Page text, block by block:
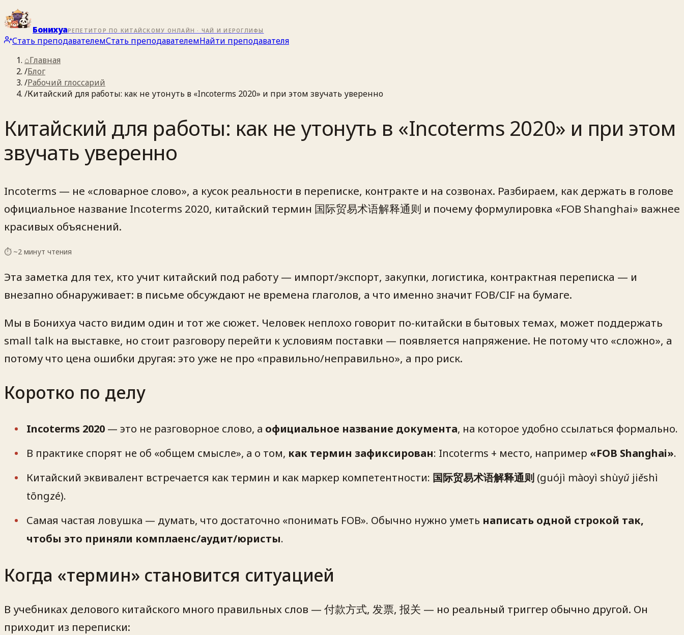
БонихуаРЕПЕТИТОР ПО КИТАЙСКОМУ ОНЛАЙН · ЧАЙ И ИЕРОГЛИФЫ
Стать преподавателемСтать преподавателемНайти преподавателя
⌂Главная
/Блог
/Рабочий глоссарий
/Китайский для работы: как не утонуть в «Incoterms 2020» и при этом звучать уверенно
Китайский для работы: как не утонуть в «Incoterms 2020» и при этом
звучать уверенно
Incoterms — не «словарное слово», а кусок реальности в переписке, контракте и на созвонах. Разбираем, как держать в голове
официальное название Incoterms 2020, китайский термин 国际贸易术语解释通则 и почему формулировка «FOB Shanghai» важнее
красивых объяснений.
⏱ ~2 минут чтения
Эта заметка для тех, кто учит китайский под работу — импорт/экспорт, закупки, логистика, контрактная переписка — и
внезапно обнаруживает: в письме обсуждают не времена глаголов, а что именно значит FOB/CIF на бумаге.
Мы в Бонихуа часто видим один и тот же сюжет. Человек неплохо говорит по-китайски в бытовых темах, может поддержать
small talk на выставке, но стоит разговору перейти к условиям поставки — появляется напряжение. Не потому что «сложно», а
потому что цена ошибки другая: это уже не про «правильно/неправильно», а про риск.
Коротко по делу
Incoterms 2020 — это не разговорное слово, а официальное название документа, на которое удобно ссылаться формально.
В практике спорят не об «общем смысле», а о том, как термин зафиксирован: Incoterms + место, например «FOB Shanghai».
Китайский эквивалент встречается как термин и как маркер компетентности: 国际贸易术语解释通则 (guójì màoyì shùyǔ jiěshì
tōngzé).
Самая частая ловушка — думать, что достаточно «понимать FOB». Обычно нужно уметь написать одной строкой так,
чтобы это приняли комплаенс/аудит/юристы.
Когда «термин» становится ситуацией
В учебниках делового китайского много правильных слов — 付款方式, 发票, 报关 — но реальный триггер обычно другой. Он
приходит из переписки: